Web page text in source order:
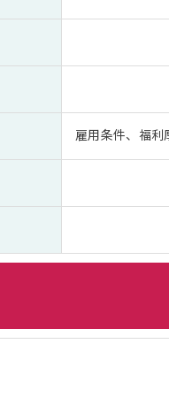
雇用条件、福利